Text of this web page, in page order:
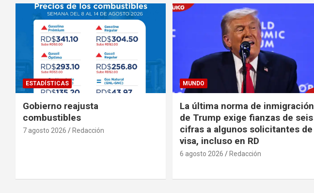
ESTADÍSTICAS
Gobierno reajusta
combustibles
7 agosto 2026 Redacción
MUNDO
La última norma de inmigración
de Trump exige fianzas de seis
cifras a algunos solicitantes de
visa, incluso en RD
6 agosto 2026 Redacción